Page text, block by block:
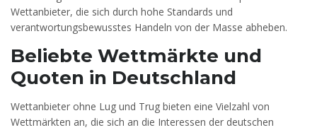
Wettanbieter, die sich durch hohe Standards und
verantwortungsbewusstes Handeln von der Masse abheben.
Beliebte Wettmärkte und
Quoten in Deutschland
Wettanbieter ohne Lug und Trug bieten eine Vielzahl von
Wettmärkten an, die sich an die Interessen der deutschen